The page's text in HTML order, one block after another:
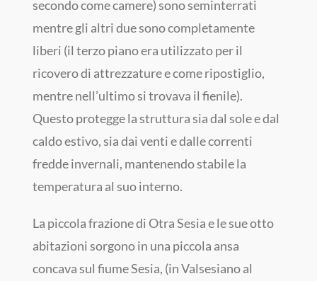
secondo come camere) sono seminterrati
mentre gli altri due sono completamente
liberi (il terzo piano era utilizzato per il
ricovero di attrezzature e come ripostiglio,
mentre nell’ultimo si trovava il fienile).
Questo protegge la struttura sia dal sole e dal
caldo estivo, sia dai venti e dalle correnti
fredde invernali, mantenendo stabile la
temperatura al suo interno.
La piccola frazione di Otra Sesia e le sue otto
abitazioni sorgono in una piccola ansa
concava sul fiume Sesia, (in Valsesiano al